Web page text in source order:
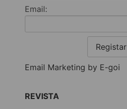
Email:
Registar
Email Marketing by E-goi
REVISTA